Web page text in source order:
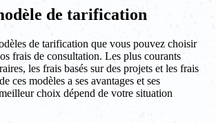
de tarification
de tarification que vous pouvez choisir
frais de consultation. Les plus courants
les frais basés sur des projets et les frais
ces modèles a ses avantages et ses
choix dépend de votre situation